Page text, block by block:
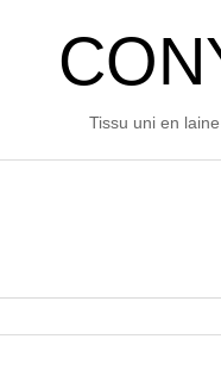
Tissu uni en laine